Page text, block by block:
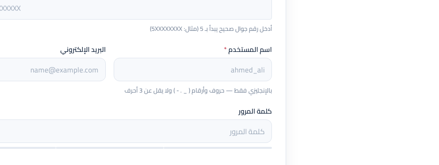
أدخل رقم جوال صحيح يبدأ بـ 5 (مثال: 5XXXXXXXX)
اسم المستخدم*
بالإنجليزي فقط — حروف وأرقام ( _ . - ) ولا يقل عن 3 أحرف
البريد الإلكتروني
كلمة المرور